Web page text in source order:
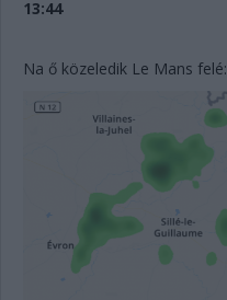
13:44
Na ő közeledik Le Mans felé: